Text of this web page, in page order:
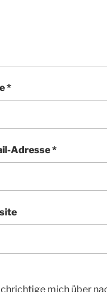
*
Adresse*
mich über